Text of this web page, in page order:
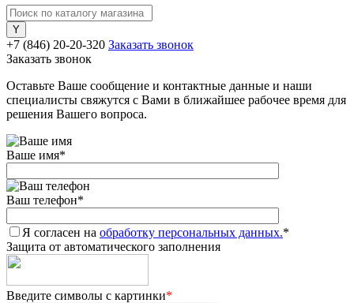
+7 (846) 20-20-320 Заказать звонок
Заказать звонок
Оставьте Ваше сообщение и контактные данные и наши
специалисты свяжутся с Вами в ближайшее рабочее время для
решения Вашего вопроса.
Ваше имя*
Ваш телефон*
Я согласен на обработку персональных данных.*
Защита от автоматического заполнения
Введите символы с картинки*